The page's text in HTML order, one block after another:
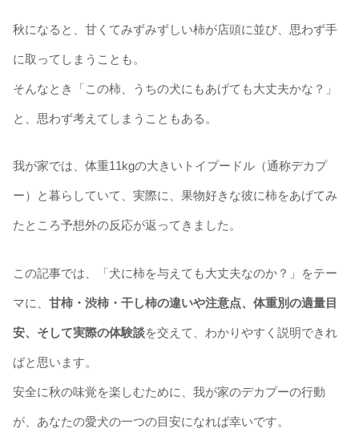
秋になると、甘くてみずみずしい柿が店頭に並び、思わず手
に取ってしまうことも。
そんなとき「この柿、うちの犬にもあげても大丈夫かな？」
と、思わず考えてしまうこともある。
我が家では、体重11kgの大きいトイプードル（通称デカプ
ー）と暮らしていて、実際に、果物好きな彼に柿をあげてみ
たところ予想外の反応が返ってきました。
この記事では、「犬に柿を与えても大丈夫なのか？」をテー
マに、 甘柿・渋柿・干し柿の違いや注意点、体重別の適量目
安、そして実際の体験談を交えて、わかりやすく説明できれ
ばと思います。
安全に秋の味覚を楽しむために、我が家のデカプーの行動
が、あなたの愛犬の一つの目安になれば幸いです。